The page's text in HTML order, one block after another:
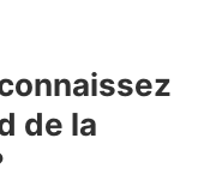
de la